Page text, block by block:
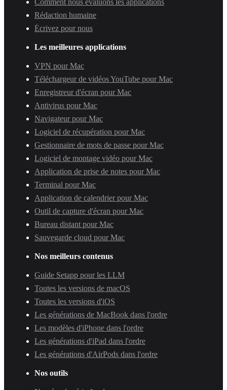
Rédaction humaine
Écrivez pour nous
Les meilleures applications
VPN pour Mac
Téléchargeur de vidéos YouTube pour Mac
Enregistreur d'écran pour Mac
Antivirus pour Mac
Navigateur pour Mac
Logiciel de récupération pour Mac
Gestionnaire de mots de passe pour Mac
Logiciel de montage vidéo pour Mac
Application de prise de notes pour Mac
Terminal pour Mac
Application de calendrier pour Mac
Outil de capture d'écran pour Mac
Bureau distant pour Mac
Sauvegarde cloud pour Mac
Nos meilleurs contenus
Guide Setapp pour les LLM
Toutes les versions de macOS
Toutes les versions d'iOS
Les générations de MacBook dans l'ordre
Les modèles d'iPhone dans l'ordre
Les générations d'iPad dans l'ordre
Les générations d'AirPods dans l'ordre
Nos outils